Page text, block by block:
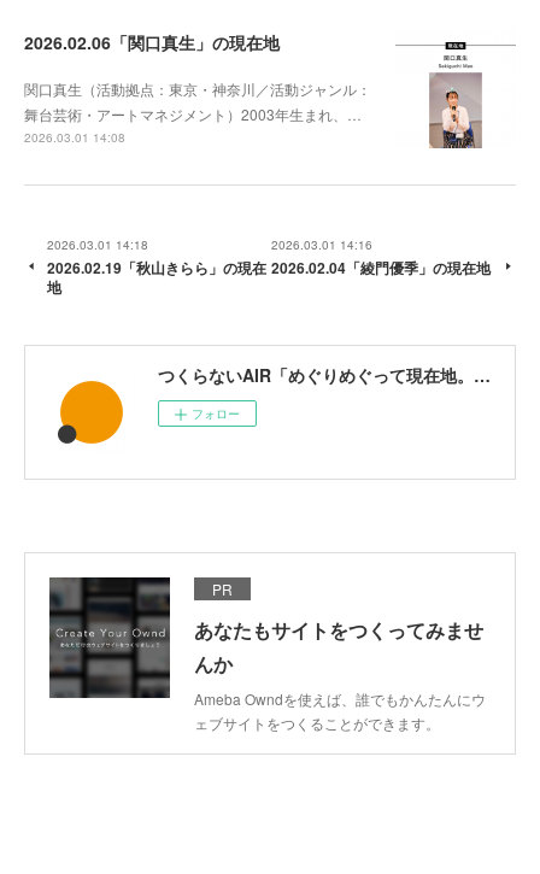
2026.02.06「関口真生」の現在地
関口真生（活動拠点：東京・神奈川／活動ジャンル：
舞台芸術・アートマネジメント）2003年生まれ、…
2026.03.01 14:08
2026.03.01 14:18
2026.02.19「秋山きらら」の現在
地
2026.03.01 14:16
2026.02.04「綾門優季」の現在地
つくらないAIR「めぐりめぐって現在地。ここから、」
フォロー
PR
あなたもサイトをつくってみませ
んか
Ameba Owndを使えば、誰でもかんたんにウ
ェブサイトをつくることができます。